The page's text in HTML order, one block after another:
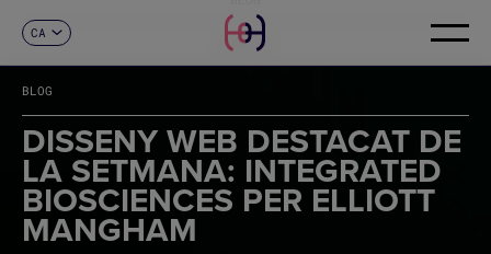
CA
FR
DE
IT
PT
CONTACTE
BLOG
DISSENY WEB DESTACAT DE
LA SETMANA: INTEGRATED
BIOSCIENCES PER ELLIOTT
MANGHAM